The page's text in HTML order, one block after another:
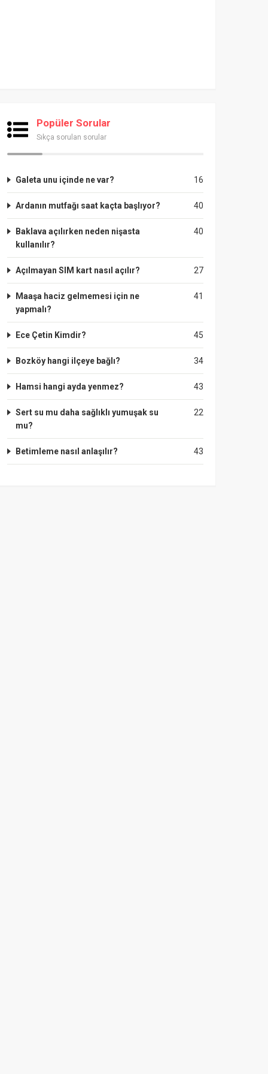
Popüler Sorular
Sıkça sorulan sorular
16
Galeta unu içinde ne var?
40
Ardanın mutfağı saat kaçta başlıyor?
40
Baklava açılırken neden nişasta
kullanılır?
27
Açılmayan SIM kart nasıl açılır?
41
Maaşa haciz gelmemesi için ne
yapmalı?
45
Ece Çetin Kimdir?
34
Bozköy hangi ilçeye bağlı?
43
Hamsi hangi ayda yenmez?
22
Sert su mu daha sağlıklı yumuşak su
mu?
43
Betimleme nasıl anlaşılır?